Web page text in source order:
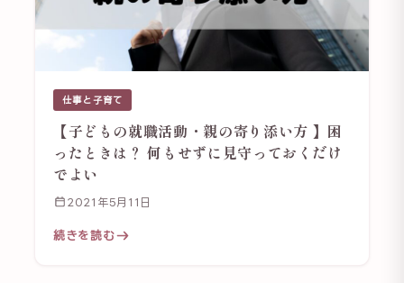
仕事と子育て
【子どもの就職活動・親の寄り添い方 】困
ったときは？ 何もせずに見守っておくだけ
でよい
2021年5月11日
続きを読む